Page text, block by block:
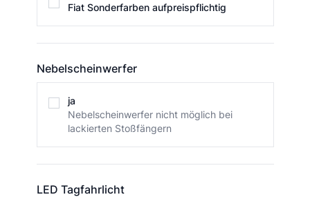
Fiat Sonderfarben aufpreispflichtig
Nebelscheinwerfer
ja
Nebelscheinwerfer nicht möglich bei
lackierten Stoßfängern
LED Tagfahrlicht